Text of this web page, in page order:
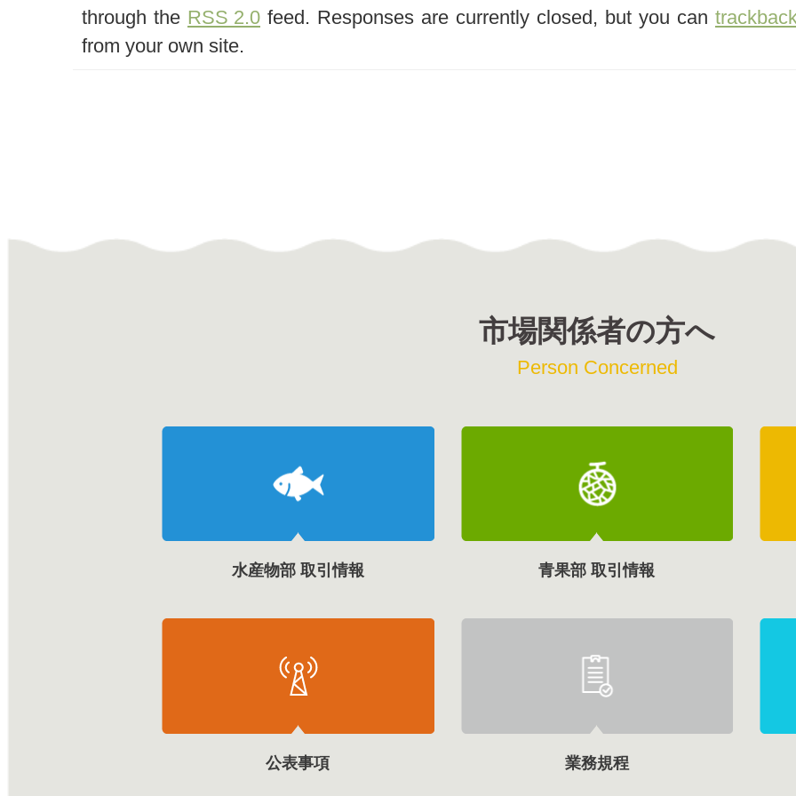
through the RSS 2.0 feed. Responses are currently closed, but you can
from your own site.
市場関係者の方へ
Person Concerned
水産物部 取引情報 青果部 取引情報
公表事項 業務規程